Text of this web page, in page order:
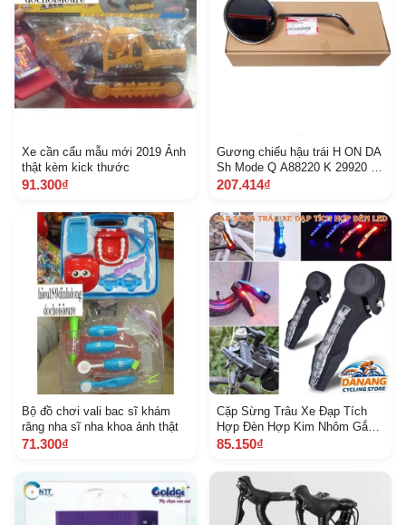
Xe cần cẩu mẫu mới 2019 Ảnh
thật kèm kick thước
91.300₫
Gương chiếu hậu trái H ON DA
Sh Mode Q A88220 K 29920 6
C 3 K
207.414₫
Bộ đồ chơi vali bac sĩ khám
răng nha sĩ nha khoa ảnh thật
71.300₫
Cặp Sừng Trâu Xe Đạp Tích
Hợp Đèn Hợp Kim Nhôm Gắn
Ghi Đông 22.2 mm
85.150₫